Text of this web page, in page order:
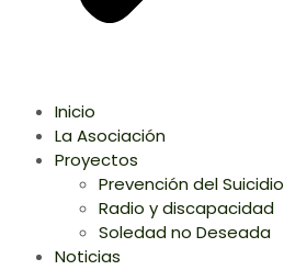
Inicio
La Asociación
Proyectos
Prevención del Suicidio
Radio y discapacidad
Soledad no Deseada
Noticias